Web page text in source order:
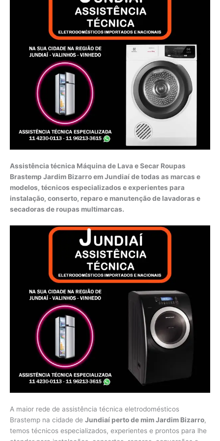
Assistência técnica Máquina de Lava e Secar Roupas
Brastemp Jardim Bizarro em Jundiaí de todas as marcas e
modelos, técnicos especializados e experientes para
instalação, conserto, reparo e manutenção de lavadoras e
secadoras de roupas multimarcas.
A maior rede de assistência técnica eletrodomésticos
Brastemp na cidade de Jundiaí perto de mim Jardim Bizarro,
temos técnicos especializados, experientes e prontos para lhe